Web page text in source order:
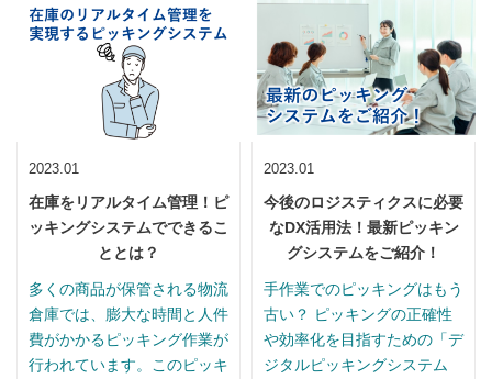
2023.01
在庫をリアルタイム管理！ピ
ッキングシステムでできるこ
ととは？
多くの商品が保管される物流
倉庫では、膨大な時間と人件
費がかかるピッキング作業が
行われています。このピッキ
2023.01
今後のロジスティクスに必要
なDX活用法！最新ピッキン
グシステムをご紹介！
手作業でのピッキングはもう
古い？ ピッキングの正確性
や効率化を目指すための「デ
ジタルピッキングシステム